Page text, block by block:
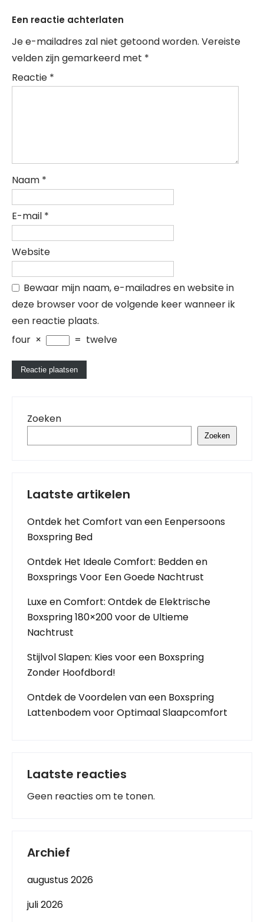
Een reactie achterlaten
Je e-mailadres zal niet getoond worden. Vereiste
velden zijn gemarkeerd met *
Reactie *
Naam *
E-mail *
Website
Bewaar mijn naam, e-mailadres en website in
deze browser voor de volgende keer wanneer ik
een reactie plaats.
four × = twelve
Zoeken
Zoeken
Laatste artikelen
Ontdek het Comfort van een Eenpersoons
Boxspring Bed
Ontdek Het Ideale Comfort: Bedden en
Boxsprings Voor Een Goede Nachtrust
Luxe en Comfort: Ontdek de Elektrische
Boxspring 180×200 voor de Ultieme
Nachtrust
Stijlvol Slapen: Kies voor een Boxspring
Zonder Hoofdbord!
Ontdek de Voordelen van een Boxspring
Lattenbodem voor Optimaal Slaapcomfort
Laatste reacties
Geen reacties om te tonen.
Archief
augustus 2026
juli 2026